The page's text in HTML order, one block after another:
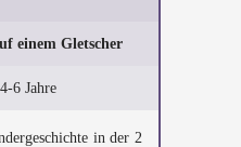
einem Gletscher
6 Jahre
in der 2